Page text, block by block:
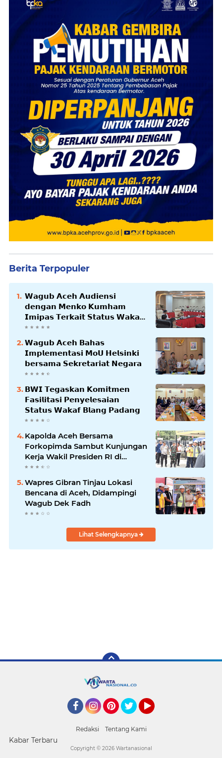
Berita Terpopuler
𝗪𝗮𝗴𝘂𝗯 𝗔𝗰𝗲𝗵 𝗔𝘂𝗱𝗶𝗲𝗻𝘀𝗶
𝗱𝗲𝗻𝗴𝗮𝗻 𝗠𝗲𝗻𝗸𝗼 𝗞𝘂𝗺𝗵𝗮𝗺
𝗜𝗺𝗶𝗽𝗮𝘀 𝗧𝗲𝗿𝗸𝗮𝗶𝘁 𝗦𝘁𝗮𝘁𝘂𝘀 𝗪𝗮𝗸𝗮𝗳
𝗕𝗹𝗮𝗻𝗴𝗽𝗮𝗱𝗮𝗻𝗴
𝗪𝗮𝗴𝘂𝗯 𝗔𝗰𝗲𝗵 𝗕𝗮𝗵𝗮𝘀
𝗜𝗺𝗽𝗹𝗲𝗺𝗲𝗻𝘁𝗮𝘀𝗶 𝗠𝗼𝗨 𝗛𝗲𝗹𝘀𝗶𝗻𝗸𝗶
𝗯𝗲𝗿𝘀𝗮𝗺𝗮 𝗦𝗲𝗸𝗿𝗲𝘁𝗮𝗿𝗶𝗮𝘁 𝗡𝗲𝗴𝗮𝗿𝗮
𝗕𝗪𝗜 𝗧𝗲𝗴𝗮𝘀𝗸𝗮𝗻 𝗞𝗼𝗺𝗶𝘁𝗺𝗲𝗻
𝗙𝗮𝘀𝗶𝗹𝗶𝘁𝗮𝘀𝗶 𝗣𝗲𝗻𝘆𝗲𝗹𝗲𝘀𝗮𝗶𝗮𝗻
𝗦𝘁𝗮𝘁𝘂𝘀 𝗪𝗮𝗸𝗮𝗳 𝗕𝗹𝗮𝗻𝗴 𝗣𝗮𝗱𝗮𝗻𝗴
Kapolda Aceh Bersama
Forkopimda Sambut Kunjungan
Kerja Wakil Presiden RI di
Kabupaten Bireuen
Wapres Gibran Tinjau Lokasi
Bencana di Aceh, Didampingi
Wagub Dek Fadh
Lihat Selengkapnya
Redaksi Tentang Kami
Kabar Terbaru
Copyright © 2026 Wartanasional